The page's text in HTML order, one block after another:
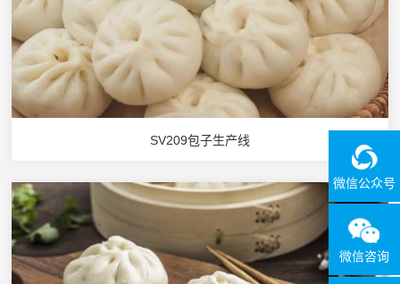
SV209包子生产线
微信公众号
微信咨询